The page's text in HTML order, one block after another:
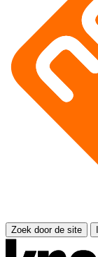
Zoek door de site